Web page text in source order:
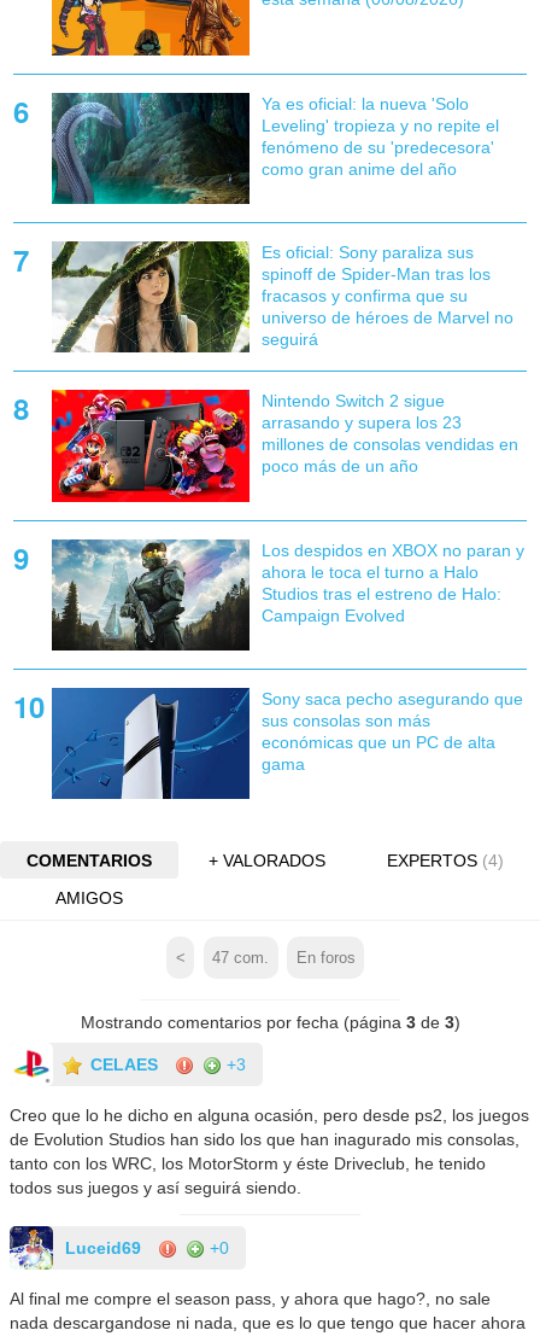
Ya es oficial: la nueva 'Solo
Leveling' tropieza y no repite el
fenómeno de su 'predecesora'
como gran anime del año
Es oficial: Sony paraliza sus
spinoff de Spider-Man tras los
fracasos y confirma que su
universo de héroes de Marvel no
seguirá
Nintendo Switch 2 sigue
arrasando y supera los 23
millones de consolas vendidas en
poco más de un año
Los despidos en XBOX no paran y
ahora le toca el turno a Halo
Studios tras el estreno de Halo:
Campaign Evolved
Sony saca pecho asegurando que
sus consolas son más
económicas que un PC de alta
gama
COMENTARIOS + VALORADOS EXPERTOS (4)
AMIGOS
< 47 com. En foros
Mostrando comentarios por fecha (página 3de 3)
CELAES +3
Creo que lo he dicho en alguna ocasión, pero desde ps2, los juegos
de Evolution Studios han sido los que han inagurado mis consolas,
tanto con los WRC, los MotorStorm y éste Driveclub, he tenido
todos sus juegos y así seguirá siendo.
Luceid69 +0
Al final me compre el season pass, y ahora que hago?, no sale
nada descargandose ni nada, que es lo que tengo que hacer ahora